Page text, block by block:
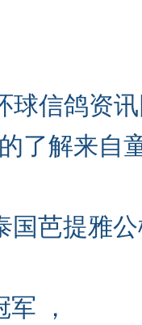
球信鸽资
了解来自
国芭提雅
，